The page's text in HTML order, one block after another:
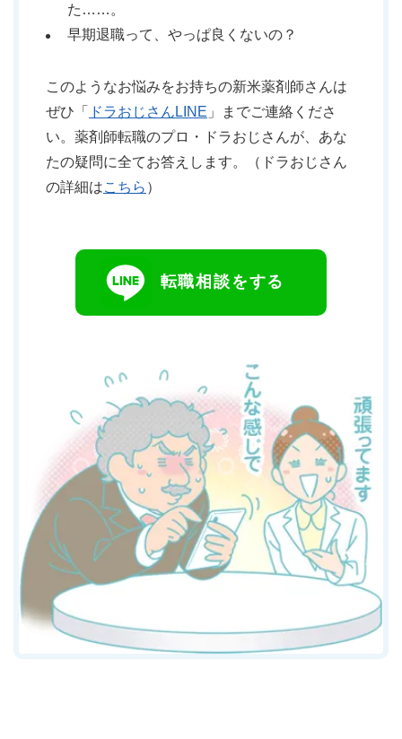
た……。
早期退職って、やっぱ良くないの？
このようなお悩みをお持ちの新米薬剤師さんは
ぜひ「
ドラおじさんLINE 」までご連絡くださ
い。薬剤師転職のプロ・ドラおじさんが、あな
たの疑問に全てお答えします。（ドラおじさん
の詳細はこちら ）
転職相談をする